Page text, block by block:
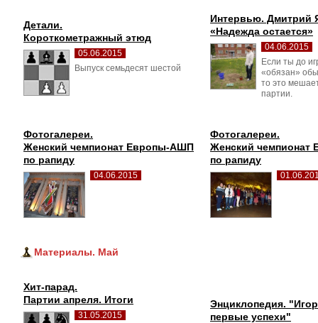
Детали.
Короткометражный этюд
05.06.2015
Выпуск семьдесят шестой
Интервью. Дмитрий
«Надежда остается»
04.06.2015
Если ты до
«обязан»
то это
партии.
Фотогалереи.
Женский чемпионат Европы-АШП
по рапиду
04.06.2015
Фотогалереи.
Женский
по рапиду
Материалы. Май
Хит-парад.
Партии апреля. Итоги
31.05.2015
Энциклопедия.
первые успехи"